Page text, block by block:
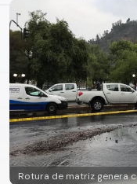
Rotura de matriz genera